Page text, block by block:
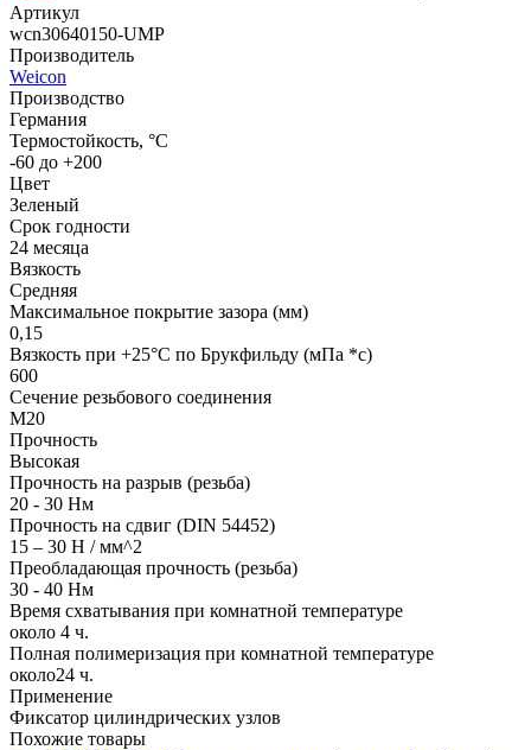
Артикул
wcn30640150-UMP
Производитель
Weicon
Производство
Германия
Термостойкость, °C
-60 до +200
Цвет
Зеленый
Срок годности
24 месяца
Вязкость
Средняя
Максимальное покрытие зазора (мм)
0,15
Вязкость при +25°C по Брукфильду (мПа *с)
600
Сечение резьбового соединения
M20
Прочность
Высокая
Прочность на разрыв (резьба)
20 - 30 Hм
Прочность на сдвиг (DIN 54452)
15 – 30 Н / мм^2
Преобладающая прочность (резьба)
30 - 40 Hм
Время схватывания при комнатной температуре
около 4 ч.
Полная полимеризация при комнатной температуре
около24 ч.
Применение
Фиксатор цилиндрических узлов
Похожие товары